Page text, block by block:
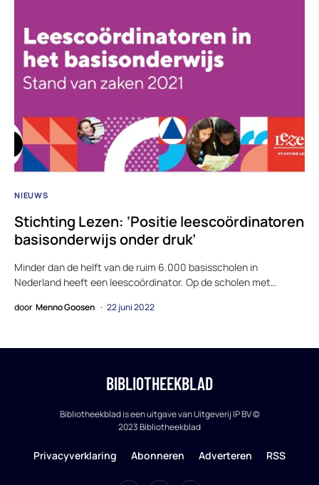
NIEUWS
Stichting Lezen: ‘Positie leescoördinatoren
basisonderwijs onder druk’
Minder dan de helft van de ruim 6.000 basisscholen in
Nederland heeft een leescoördinator. Op de scholen met…
door Menno Goosen 22 juni 2022
BIBLIOTHEEKBLAD
Bibliotheekblad is een uitgave van Uitgeverij IP BV ©
2023 Bibliotheekblad
Privacyverklaring Abonneren Adverteren RSS